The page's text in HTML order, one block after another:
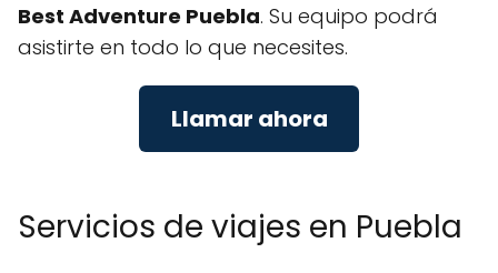
Best Adventure Puebla. Su equipo podrá
asistirte en todo lo que necesites.
Llamar ahora
Servicios de viajes en Puebla